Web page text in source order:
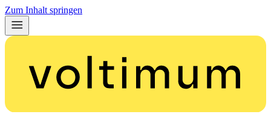
Zum Inhalt springen